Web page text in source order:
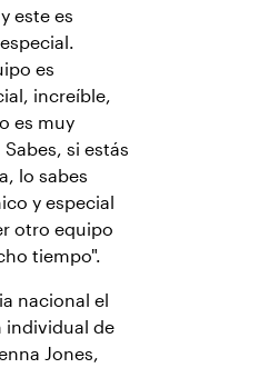
este es
es
increíble,
es muy
si estás
lo sabes
y especial
otro equipo
tiempo".
nacional el
individual de
Jones,